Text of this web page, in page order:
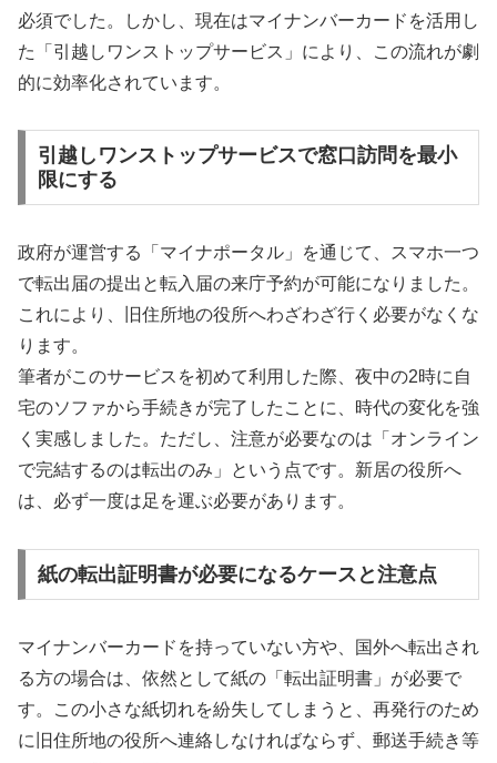
必須でした。しかし、現在はマイナンバーカードを活用し
た「引越しワンストップサービス」により、この流れが劇
的に効率化されています。
引越しワンストップサービスで窓口訪問を最小
限にする
政府が運営する「マイナポータル」を通じて、スマホ一つ
で転出届の提出と転入届の来庁予約が可能になりました。
これにより、旧住所地の役所へわざわざ行く必要がなくな
ります。
筆者がこのサービスを初めて利用した際、夜中の2時に自
宅のソファから手続きが完了したことに、時代の変化を強
く実感しました。ただし、注意が必要なのは「オンライン
で完結するのは転出のみ」という点です。新居の役所へ
は、必ず一度は足を運ぶ必要があります。
紙の転出証明書が必要になるケースと注意点
マイナンバーカードを持っていない方や、国外へ転出され
る方の場合は、依然として紙の「転出証明書」が必要で
す。この小さな紙切れを紛失してしまうと、再発行のため
に旧住所地の役所へ連絡しなければならず、郵送手続き等